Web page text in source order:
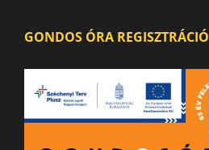
GONDOS ÓRA REGISZTRÁCIÓ